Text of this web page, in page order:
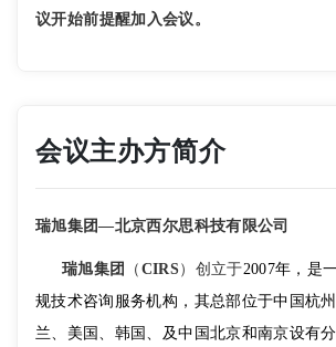
议开始前提醒加入会议。
会议主办方简介
瑞旭集团—北京西尔思科技有限公司
瑞旭集团 （ CIRS）创立于2007年，是
规技术咨询服务机构，其总部位于中国杭
兰、美国、韩国、及中国北京和南京设有分